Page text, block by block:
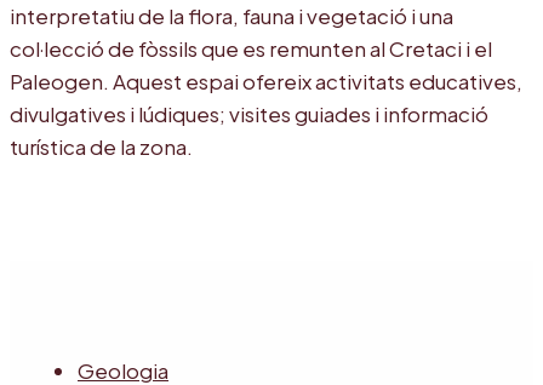
interpretatiu de la flora, fauna i vegetació i una
col·lecció de fòssils que es remunten al Cretaci i el
Paleogen. Aquest espai ofereix activitats educatives,
divulgatives i lúdiques; visites guiades i informació
turística de la zona.
Geologia